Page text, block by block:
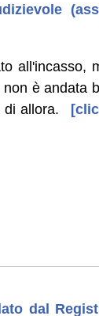
all'incasso,
è andata
allora.
dal